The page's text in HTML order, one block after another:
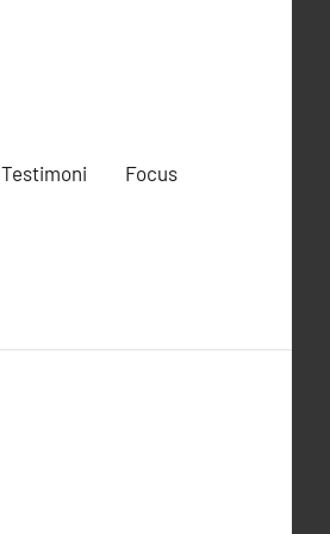
Testimoni Focus